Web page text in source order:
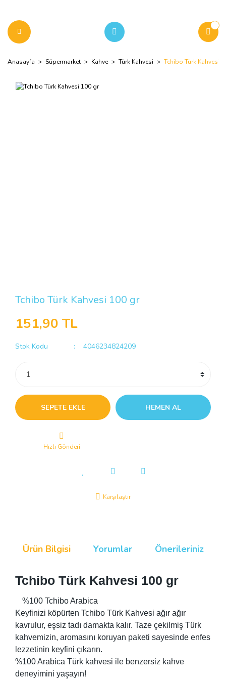
Anasayfa Süpermarket Kahve Türk Kahvesi Tchibo Türk Kahvesi
Tchibo Türk Kahvesi 100 gr
151,90 TL
Stok Kodu 4046234824209
SEPETE EKLE HEMEN AL
Hızlı Gönderi
Karşılaştır
Ürün Bilgisi Yorumlar Önerileriniz
Tchibo Türk Kahvesi 100 gr
%100 Tchibo Arabica
Keyfinizi köpürten Tchibo Türk Kahvesi ağır ağır
kavrulur, eşsiz tadı damakta kalır. Taze çekilmiş Türk
kahvemizin, aromasını koruyan paketi sayesinde enfes
lezzetinin keyfini çıkarın.
%100 Arabica Türk kahvesi ile benzersiz kahve
deneyimini yaşayın!